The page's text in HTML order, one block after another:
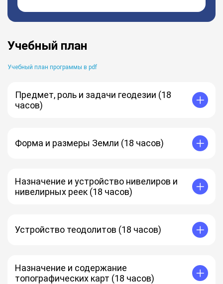
Учебный план
Учебный план программы в pdf
Предмет, роль и задачи геодезии (18
часов)
Форма и размеры Земли (18 часов)
Назначение и устройство нивелиров и
нивелирных реек (18 часов)
Устройство теодолитов (18 часов)
Назначение и содержание
топографических карт (18 часов)